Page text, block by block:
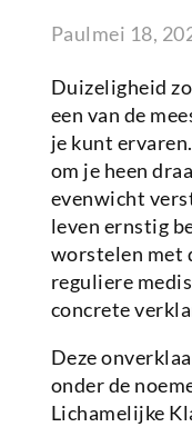
Paulmei 18,
Duizeligheid
een van de
je kunt
om je heen
evenwicht
leven ernstig
worstelen met
reguliere
concrete
Deze
onder de
Lichamelijke